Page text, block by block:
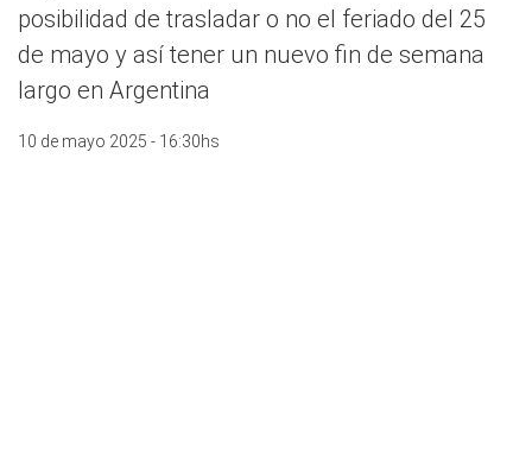
posibilidad de trasladar o no el feriado del 25
de mayo y así tener un nuevo fin de semana
largo en Argentina
10 de mayo 2025 - 16:30hs